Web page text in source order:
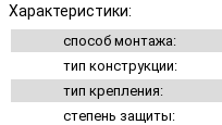
Характеристики:
способ монтажа:
тип конструкции:
тип крепления:
степень защиты: